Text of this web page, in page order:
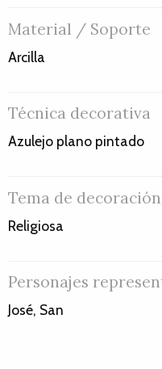
Material / Soporte
Arcilla
Técnica decorativa
Azulejo plano pintado
Tema de
Religiosa
Personajes
José, San